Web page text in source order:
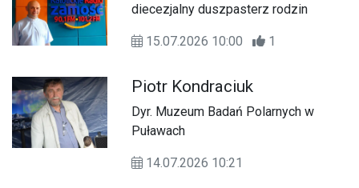
diecezjalny duszpasterz rodzin
15.07.2026 10:00 1
Piotr Kondraciuk
Dyr. Muzeum Badań Polarnych w
Puławach
14.07.2026 10:21